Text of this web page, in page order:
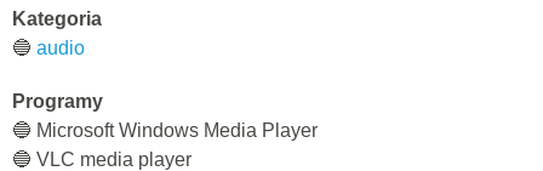
Kategoria
🔵 audio
Programy
🔵 Microsoft Windows Media Player
🔵 VLC media player